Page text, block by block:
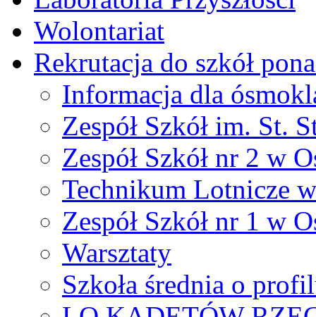
Wolontariat
Rekrutacja do szkół
Informacja dla
Zespół Szkół im. St.
Zespół Szkół nr 2 w
Technikum Lotnicze
Zespół Szkół nr 1 w
Warsztaty
Szkoła średnia o